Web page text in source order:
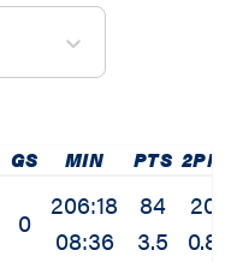
GS MIN PTS 2PM
0
206:18
08:36
84
3.5
20
0.8